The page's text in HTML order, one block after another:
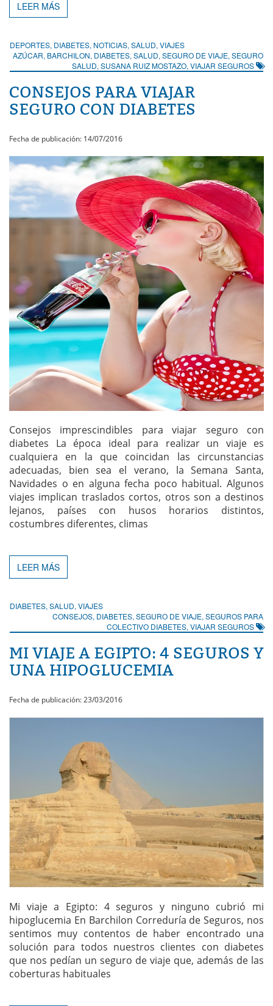
LEER MÁS
DEPORTES, DIABETES, NOTICIAS,SALUD,VIAJES
AZÚCAR, BARCHILON, DIABETES,SALUD,SEGURO DE VIAJE,SEGURO
SALUD,SUSANA RUIZ MOSTAZO,VIAJAR SEGUROS
CONSEJOS PARA VIAJAR
SEGURO CON DIABETES
Fecha de publicación: 14/07/2016
Consejos imprescindibles para viajar seguro con
diabetes La época ideal para realizar un viaje es
cualquiera en la que coincidan las circunstancias
adecuadas, bien sea el verano, la Semana Santa,
Navidades o en alguna fecha poco habitual. Algunos
viajes implican traslados cortos, otros son a destinos
lejanos, países con husos horarios distintos,
costumbres diferentes, climas
LEER MÁS
DIABETES,SALUD,VIAJES
CONSEJOS, DIABETES,SEGURO DE VIAJE,SEGUROS PARA
COLECTIVO DIABETES,VIAJAR SEGUROS
MI VIAJE A EGIPTO: 4 SEGUROS Y
UNA HIPOGLUCEMIA
Fecha de publicación: 23/03/2016
Mi viaje a Egipto: 4 seguros y ninguno cubrió mi
hipoglucemia En Barchilon Correduría de Seguros, nos
sentimos muy contentos de haber encontrado una
solución para todos nuestros clientes con diabetes
que nos pedían un seguro de viaje que, además de las
coberturas habituales